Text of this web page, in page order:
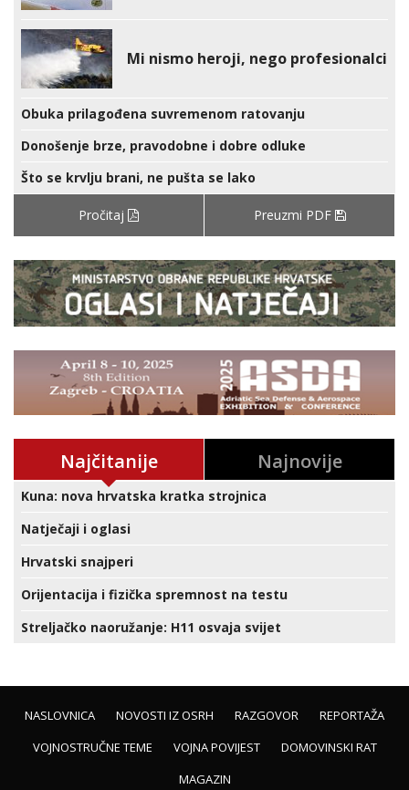
Mi nismo heroji, nego profesionalci
Obuka prilagođena suvremenom ratovanju
Donošenje brze, pravodobne i dobre odluke
Što se krvlju brani, ne pušta se lako
Pročitaj Preuzmi PDF
Najčitanije Najnovije
Kuna: nova hrvatska kratka strojnica
Natječaji i oglasi
Hrvatski snajperi
Orijentacija i fizička spremnost na testu
Streljačko naoružanje: H11 osvaja svijet
NASLOVNICA NOVOSTI IZ OSRH RAZGOVOR
REPORTAŽA
VOJNOSTRUČNE TEME
VOJNA POVIJEST
DOMOVINSKI RAT
MAGAZIN